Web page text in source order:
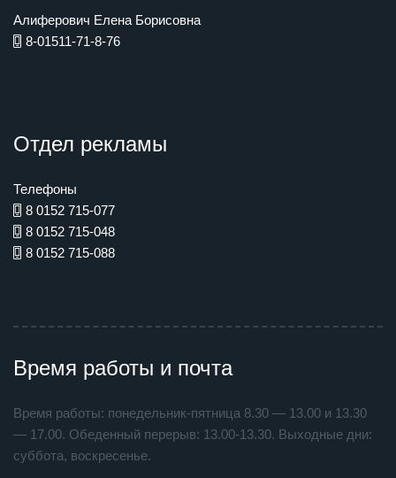
Алиферович Елена Борисовна
8-01511-71-8-76
Отдел рекламы
Телефоны
8 0152 715-077
8 0152 715-048
8 0152 715-088
Время работы и почта
Время работы: понедельник-пятница 8.30 — 13.00 и 13.30
— 17.00. Обеденный перерыв: 13.00-13.30. Выходные дни:
суббота, воскресенье.